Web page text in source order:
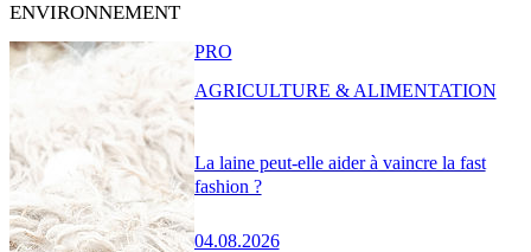
ENVIRONNEMENT
La laine peut-elle aider à vaincre la fast
fashion ?
04.08.2026
PRO
AGRICULTURE & ALIMENTATION